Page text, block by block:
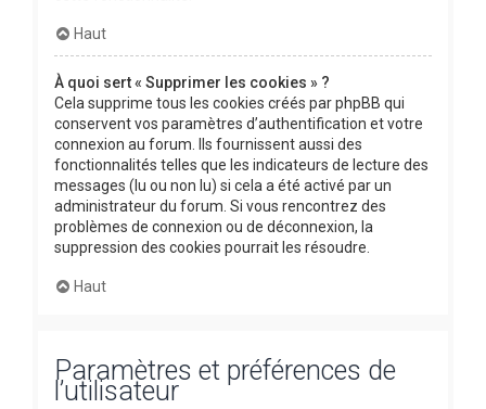
Haut
À quoi sert « Supprimer les cookies » ?
Cela supprime tous les cookies créés par phpBB qui
conservent vos paramètres d’authentification et votre
connexion au forum. Ils fournissent aussi des
fonctionnalités telles que les indicateurs de lecture des
messages (lu ou non lu) si cela a été activé par un
administrateur du forum. Si vous rencontrez des
problèmes de connexion ou de déconnexion, la
suppression des cookies pourrait les résoudre.
Haut
Paramètres et préférences de
l’utilisateur